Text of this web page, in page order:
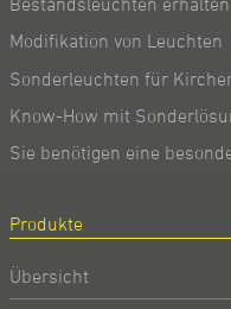
Modifikation von Leuchten
Sonderleuchten für
Know-How mit
Sie benötigen eine
Produkte
Übersicht